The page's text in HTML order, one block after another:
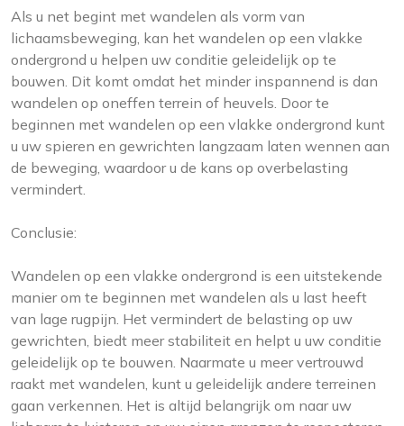
Als u net begint met wandelen als vorm van
lichaamsbeweging, kan het wandelen op een vlakke
ondergrond u helpen uw conditie geleidelijk op te
bouwen. Dit komt omdat het minder inspannend is dan
wandelen op oneffen terrein of heuvels. Door te
beginnen met wandelen op een vlakke ondergrond kunt
u uw spieren en gewrichten langzaam laten wennen aan
de beweging, waardoor u de kans op overbelasting
vermindert.
Conclusie:
Wandelen op een vlakke ondergrond is een uitstekende
manier om te beginnen met wandelen als u last heeft
van lage rugpijn. Het vermindert de belasting op uw
gewrichten, biedt meer stabiliteit en helpt u uw conditie
geleidelijk op te bouwen. Naarmate u meer vertrouwd
raakt met wandelen, kunt u geleidelijk andere terreinen
gaan verkennen. Het is altijd belangrijk om naar uw